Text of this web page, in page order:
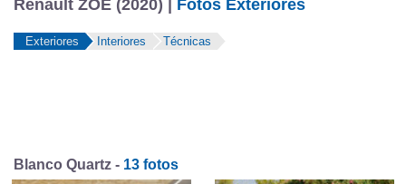
Renault ZOE (2020) | Fotos Exteriores
Exteriores Interiores Técnicas
Blanco Quartz - 13 fotos